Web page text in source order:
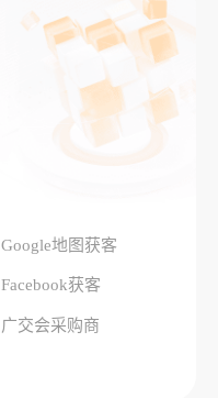
Google地图获客
Facebook获客
广交会采购商